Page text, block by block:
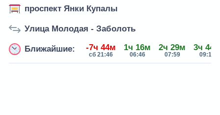
проспект Янки Купалы
Улица Молодая - Заболоть
Ближайшие: -7ч 44м
сб 21:46
1ч 16м
06:46
2ч 29м
07:59
3ч 44м
09:14